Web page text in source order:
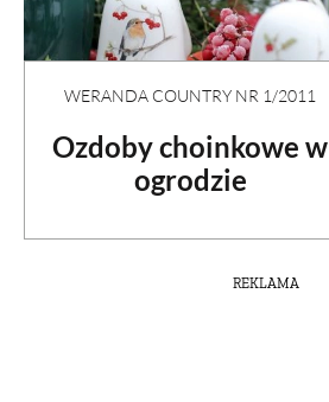
WERANDA COUNTRY NR 1/2011
Ozdoby choinkowe w
ogrodzie
REKLAMA